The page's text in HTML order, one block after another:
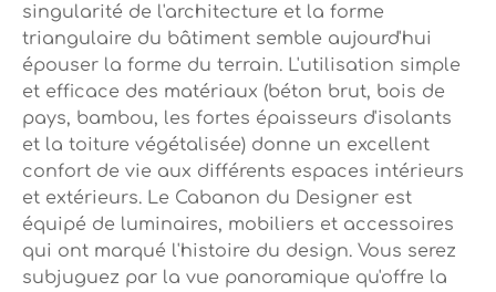
singularité de l'architecture et la forme
triangulaire du bâtiment semble aujourd'hui
épouser la forme du terrain. L'utilisation simple
et efficace des matériaux (béton brut, bois de
pays, bambou, les fortes épaisseurs d'isolants
et la toiture végétalisée) donne un excellent
confort de vie aux différents espaces intérieurs
et extérieurs. Le Cabanon du Designer est
équipé de luminaires, mobiliers et accessoires
qui ont marqué l'histoire du design. Vous serez
subjuguez par la vue panoramique qu'offre la